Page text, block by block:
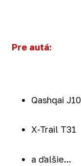
Pre autá:
Qashqai J10
X-Trail T31
a ďalšie...